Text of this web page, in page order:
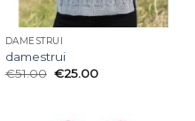
DAMESTRUI
damestrui
€51.00 €25.00